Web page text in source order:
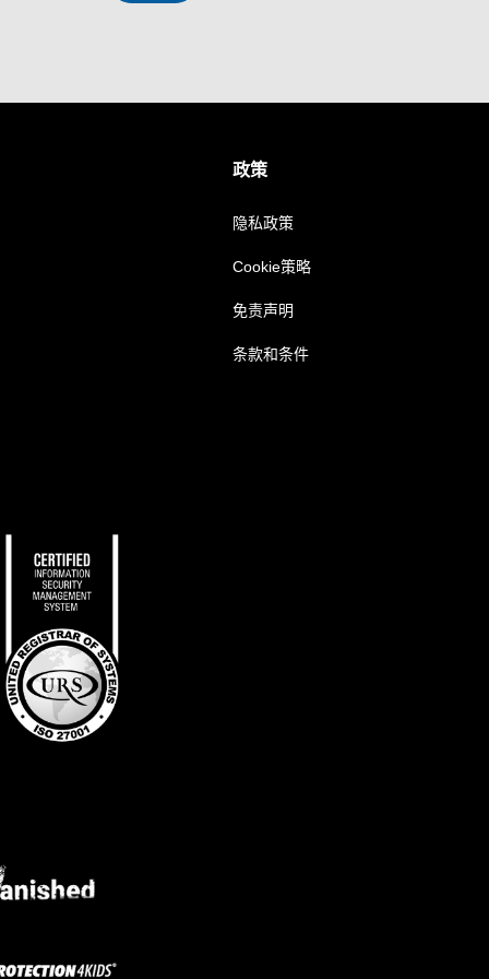
政策
隐私政策
Cookie策略
免责声明
条款和条件